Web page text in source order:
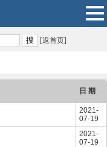
[返首页]
日 期
2021-
07-19
2021-
07-19